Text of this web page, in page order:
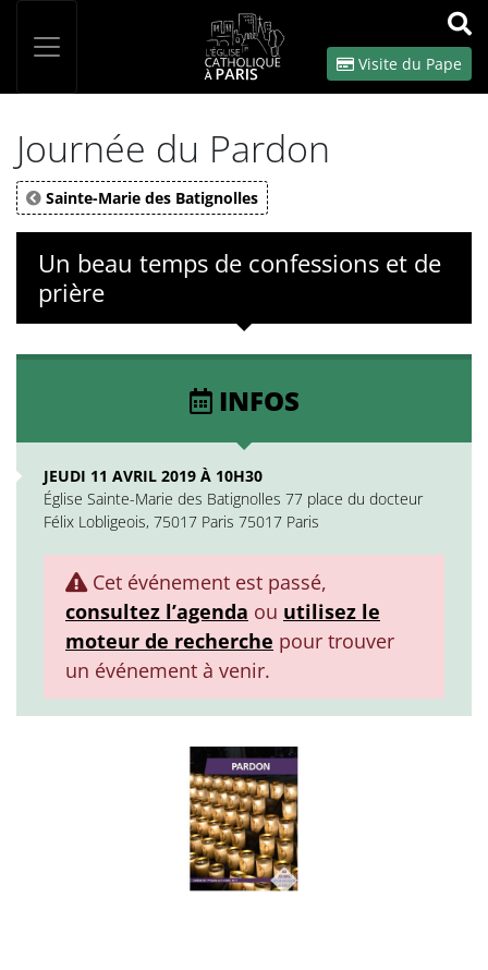
OK
Visite du Pape
Journée du Pardon
Sainte-Marie des Batignolles
Un beau temps de confessions et de
prière
INFOS
JEUDI 11 AVRIL 2019 À 10H30
Église Sainte-Marie des Batignolles 77 place du docteur
Félix Lobligeois, 75017 Paris 75017 Paris
Cet événement est passé,
consultez l’agenda ou utilisez le
moteur de recherche pour trouver
un événement à venir.
Panneau de gestion des cookies